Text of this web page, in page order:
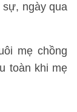
sự, ngày qua
mẹ chồng
toàn khi mẹ